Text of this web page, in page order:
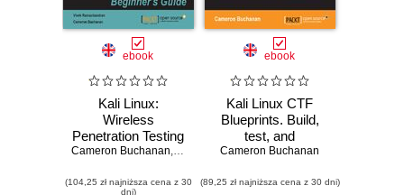
ebook
Kali Linux:
Wireless
Penetration Testing
Beginner's Guide.
testing techniques
Cameron Buchanan, Vivek Ramachandran
(104,25 zł najniższa cena z 30
dni)
ebook
Kali Linux CTF
Blueprints. Build,
test, and
customize your
Flag challenges
Cameron Buchanan
(89,25 zł najniższa cena z 30 dni)